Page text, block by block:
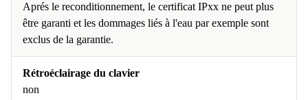
Aprés le reconditionnement, le certificat IPxx ne peut plus
être garanti et les dommages liés à l'eau par exemple sont
exclus de la garantie.
Rétroéclairage du clavier
non